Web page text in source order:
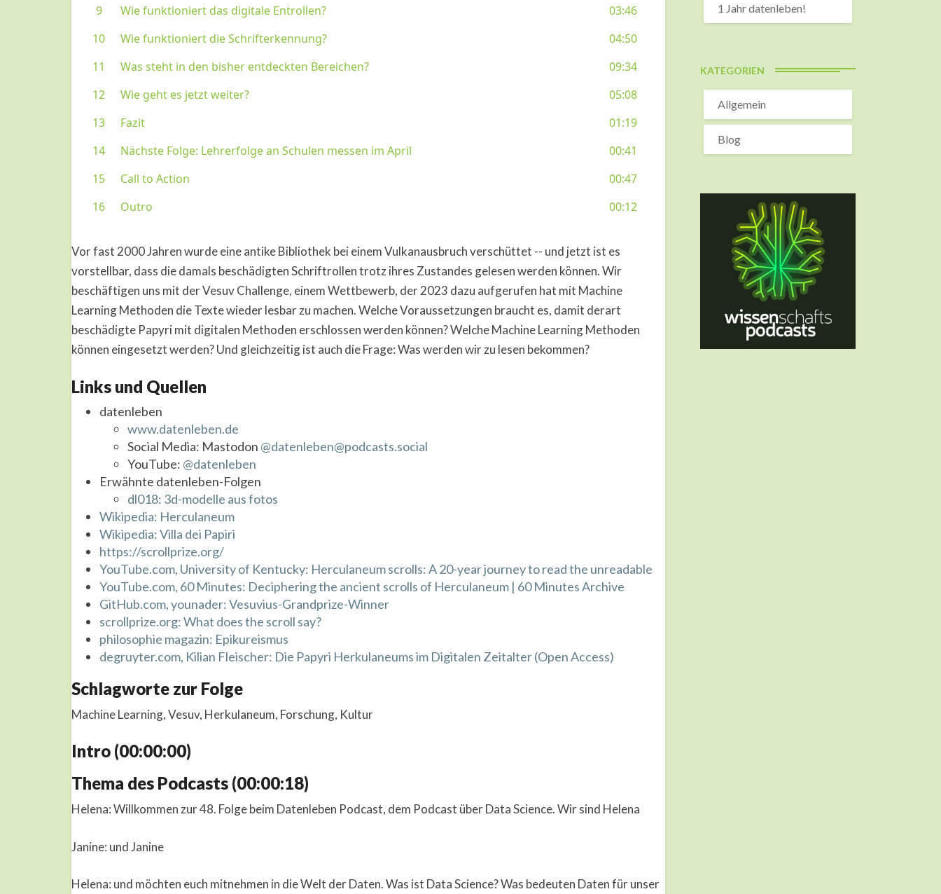
Vor fast 2000 Jahren wurde eine antike Bibliothek bei einem Vulkanausbruch verschüttet -- und jetzt ist es
vorstellbar, dass die damals beschädigten Schriftrollen trotz ihres Zustandes gelesen werden können. Wir
beschäftigen uns mit der Vesuv Challenge, einem Wettbewerb, der 2023 dazu aufgerufen hat mit Machine
Learning Methoden die Texte wieder lesbar zu machen. Welche Voraussetzungen braucht es, damit derart
beschädigte Papyri mit digitalen Methoden erschlossen werden können? Welche Machine Learning Methoden
können eingesetzt werden? Und gleichzeitig ist auch die Frage: Was werden wir zu lesen bekommen?
Links und Quellen
datenleben
www.datenleben.de
Social Media: Mastodon @datenleben@podcasts.social
YouTube: @datenleben
Erwähnte datenleben-Folgen
dl018: 3d-modelle aus fotos
Wikipedia: Herculaneum
Wikipedia: Villa dei Papiri
https://scrollprize.org/
YouTube.com, University of Kentucky: Herculaneum scrolls: A 20-year journey to read the unreadable
YouTube.com, 60 Minutes: Deciphering the ancient scrolls of Herculaneum | 60 Minutes Archive
GitHub.com, younader: Vesuvius-Grandprize-Winner
scrollprize.org: What does the scroll say?
philosophie magazin: Epikureismus
degruyter.com, Kilian Fleischer: Die Papyri Herkulaneums im Digitalen Zeitalter (Open Access)
Schlagworte zur Folge
Machine Learning, Vesuv, Herkulaneum, Forschung, Kultur
Intro (00:00:00)
Thema des Podcasts (00:00:18)
Helena: Willkommen zur 48. Folge beim Datenleben Podcast, dem Podcast über Data Science. Wir sind Helena
Janine: und Janine
Helena: und möchten euch mitnehmen in die Welt der Daten. Was ist Data Science? Was bedeuten Daten für unser
1 Jahr datenleben!
KATEGORIEN
Allgemein
Blog